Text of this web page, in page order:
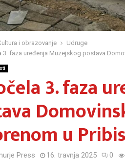
i obrazovanje
Udruge
3. faza uređenja Muzejskog postava
3. faza
u
Press 16. travnja 2025 0